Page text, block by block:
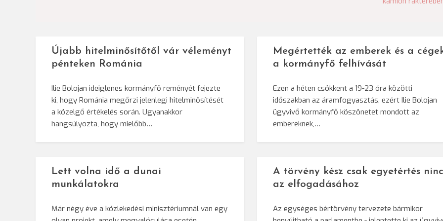
Újabb hitelminősítőtől vár véleményt
pénteken Románia
Ilie Bolojan ideiglenes kormányfő reményét fejezte
ki, hogy Románia megőrzi jelenlegi hitelminősítését
a közelgő értékelés során. Ugyanakkor
hangsúlyozta, hogy mielőbb…
Megértették az emberek és a
a kormányfő felhívását
Ezen a héten csökkent a 19-23 óra közötti
időszakban az áramfogyasztás, ezért Ilie Bolojan
ügyvivő kormányfő köszönetet mondott az
embereknek,…
Lett volna idő a dunai
munkálatokra
Már négy éve a közlekedési minisztériumnál van egy
A törvény kész csak egyetértés
az elfogadásához
Az egységes bértörvény tervezete bármikor